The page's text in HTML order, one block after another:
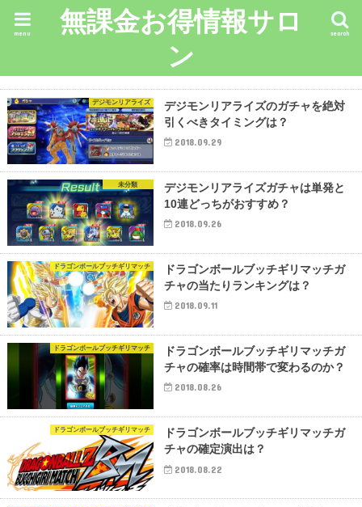
無課金お得情報サロ
ン
search
menu
デジモンリアライズ
デジモンリアライズのガチャを絶対
引くべきタイミングは？
2018.09.29
未分類
デジモンリアライズガチャは単発と
10連どっちがおすすめ？
2018.09.26
ドラゴンボールブッチギリマッチ
ドラゴンボールブッチギリマッチガ
チャの当たりランキングは？
2018.09.11
ドラゴンボールブッチギリマッチ
ドラゴンボールブッチギリマッチガ
チャの確率は時間帯で変わるのか？
2018.08.26
ドラゴンボールブッチギリマッチ
ドラゴンボールブッチギリマッチガ
チャの確定演出は？
2018.08.22